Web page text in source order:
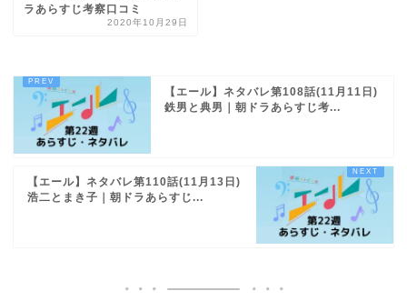
ラあらすじ考察口コミ
2020年10月29日
【エール】ネタバレ第108話(11月11日)
鉄男と典男｜朝ドラあらすじ考...
【エール】ネタバレ第110話(11月13日)
浩二とまき子｜朝ドラあらすじ...